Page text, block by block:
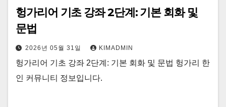
헝가리어 기초 강좌 2단계: 기본 회화 및
문법
2026년 05월 31일 KIMADMIN
헝가리어 기초 강좌 2단계: 기본 회화 및 문법 헝가리 한
인 커뮤니티 정보입니다.